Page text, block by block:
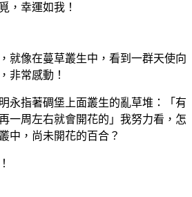
，幸運如我！
就像在蔓草叢生中，看到一群天使向
非常感動！
永指著碉堡上面叢生的亂草堆：「有
一周左右就會開花的」我努力看，怎
中，尚未開花的百合？